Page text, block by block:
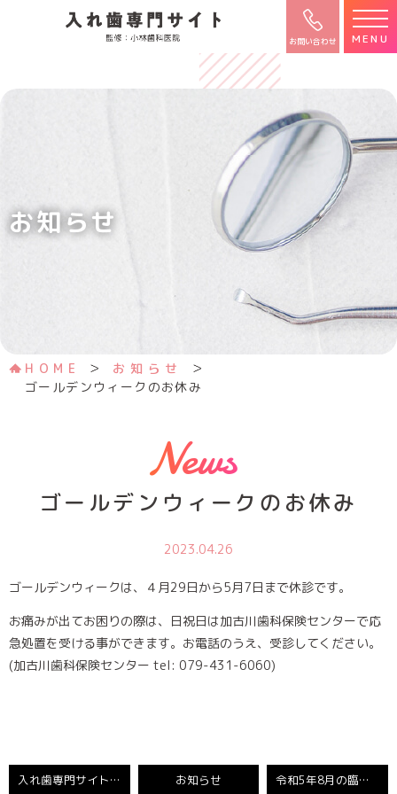
MENU
お知らせ
HOME
お知らせ
ゴールデンウィークのお休み
News
ゴールデンウィークのお休み
2023.04.26
ゴールデンウィークは、４月29日から5月7日まで休診です。
お痛みが出てお困りの際は、日祝日は加古川歯科保険センターで応
急処置を受ける事ができます。お電話のうえ、受診してください。
(加古川歯科保険センター tel: 079-431-6060)
入れ歯専門サイトを公開しました お知らせ 令和5年8月の臨時休診日のお知らせ
お問い合わせ